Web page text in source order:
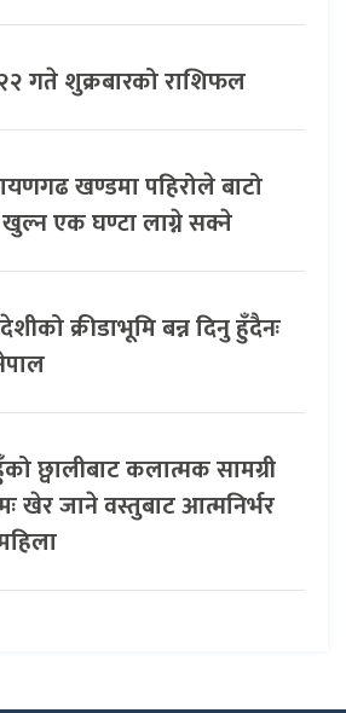
गते शुक्रबारको राशिफल
खण्डमा पहिरोले बाटो
खुल्न एक घण्टा लाग्ने सक्ने
क्रीडाभूमि बन्न दिनु हुँदैनः
छ्वालीबाट कलात्मक सामग्री
खेर जाने वस्तुबाट आत्मनिर्भर